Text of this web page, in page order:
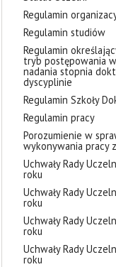
Regulamin
Regulamin studiów
Regulamin
tryb postępowania
nadania stopnia
dyscyplinie
Regulamin Szkoły
Regulamin pracy
Porozumienie w
wykonywania pracy
Uchwały Rady
roku
Uchwały Rady
roku
Uchwały Rady
roku
Uchwały Rady
roku